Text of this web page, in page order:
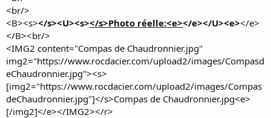
<br/>
<B><s></s><U><s></s>Photo réelle:<e></e></U><e></e>
</B><br/>
<IMG2 content="Compas de Chaudronnier.jpg"
img2="https://www.rocdacier.com/upload2/images/Compasd
eChaudronnier.jpg"><s>
[img2="https://www.rocdacier.com/upload2/images/Compas
deChaudronnier.jpg"]</s>Compas de Chaudronnier.jpg<e>
[/img2]</e></IMG2></r>